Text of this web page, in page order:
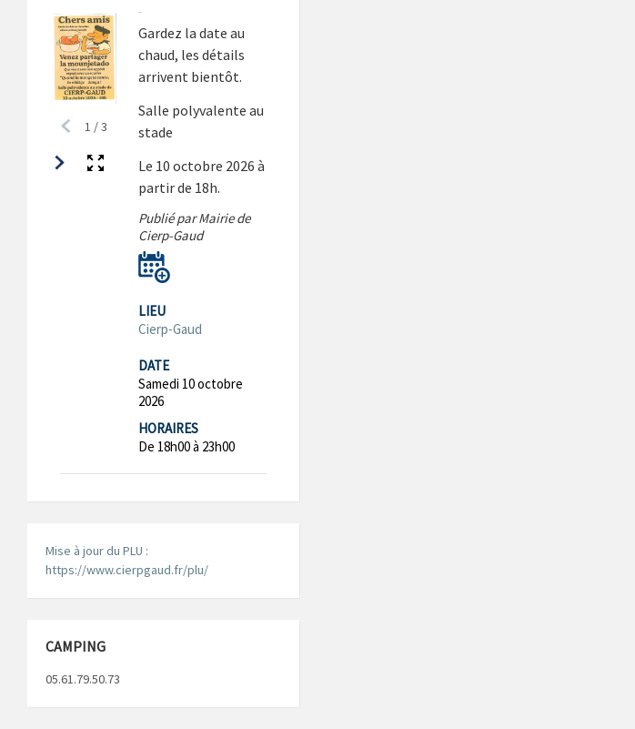
1 /3
Gardez la date au
chaud, les détails
arrivent bientôt.
Salle polyvalente au
stade
Le 10 octobre 2026 à
partir de 18h.
Publié par Mairie de
Cierp-Gaud
LIEU
Cierp-Gaud
DATE
Samedi 10 octobre
2026
HORAIRES
De 18h00 à 23h00
Mise à jour du PLU :
https://www.cierpgaud.fr/plu/
CAMPING
05.61.79.50.73